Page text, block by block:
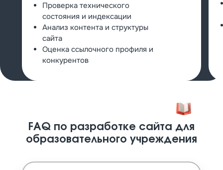
Проверка технического
состояния и индексации
Анализ контента и структуры
сайта
Оценка ссылочного профиля и
конкурентов
FAQ по разработке сайта для
образовательного учреждения